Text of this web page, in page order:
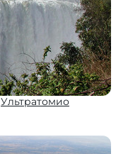
Ультратомио